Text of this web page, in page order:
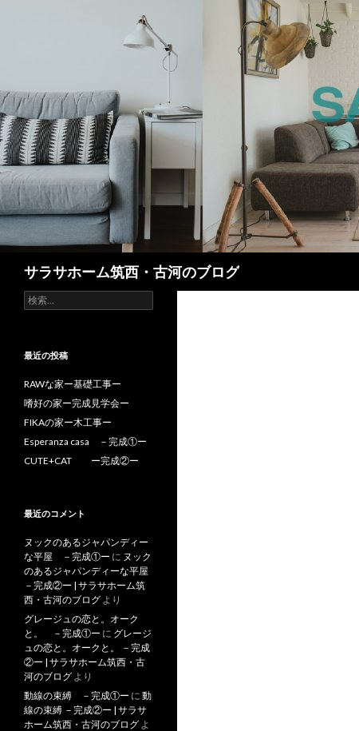
サラサホーム筑西・古河のブログ
検
索:
最近の投稿
RAWな家ー基礎工事ー
嗜好の家ー完成見学会ー
FIKAの家ー木工事ー
Esperanza casa －完成①ー
CUTE+CAT ー完成②ー
最近のコメント
ヌックのあるジャパンディー
な平屋 －完成①ー に ヌック
のあるジャパンディーな平屋
－完成②ー | サラサホーム筑
西・古河のブログ より
グレージュの恋と。オーク
と。 －完成①ー に グレージ
ュの恋と。オークと。 －完成
②ー | サラサホーム筑西・古
河のブログ より
動線の束縛 －完成①ー に 動
線の束縛 －完成②ー | サラサ
ホーム筑西・古河のブログ よ